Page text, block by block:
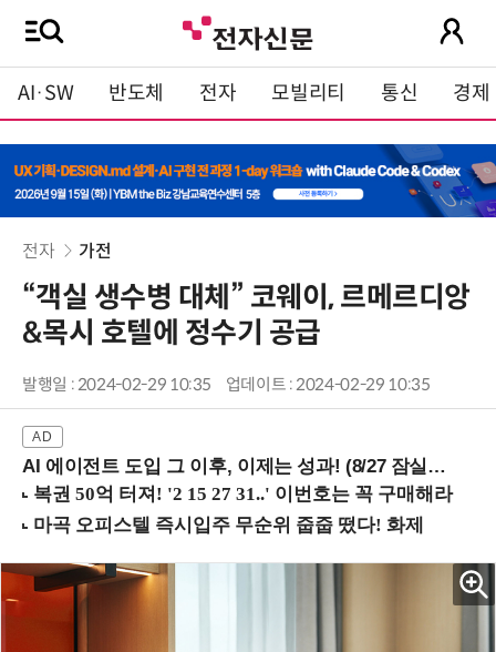
AI·SW 반도체 전자 모빌리티 통신 경제
전자 가전
“객실 생수병 대체” 코웨이, 르메르디앙
&목시 호텔에 정수기 공급
발행일 : 2024-02-29 10:35 업데이트 : 2024-02-29 10:35
AI 에이전트 도입 그 이후, 이제는 성과! (8/27 잠실역)